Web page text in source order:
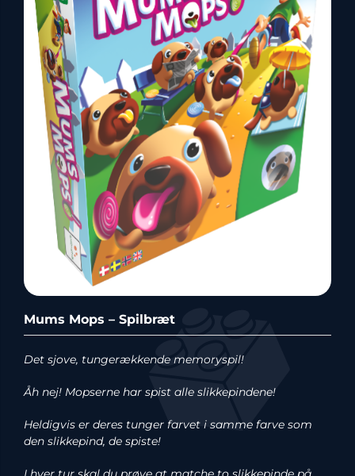
Mums Mops – Spilbræt
Det sjove, tungerækkende memoryspil!
Åh nej! Mopserne har spist alle slikkepindene!
Heldigvis er deres tunger farvet i samme farve som
den slikkepind, de spiste!